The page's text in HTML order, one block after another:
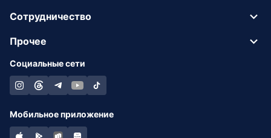
Сотрудничество
Прочее
Социальные сети
Мобильное приложение